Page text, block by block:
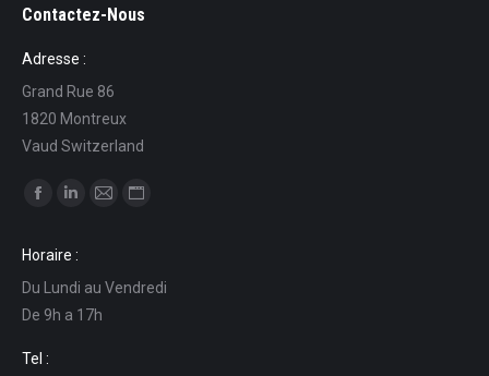
Contactez-Nous
Adresse :
Grand Rue 86
1820 Montreux
Vaud Switzerland
Find us on:
opens
in
new
window
opens
in
new
in
in
Horaire :
Du Lundi au Vendredi
De 9h a 17h
Tel :